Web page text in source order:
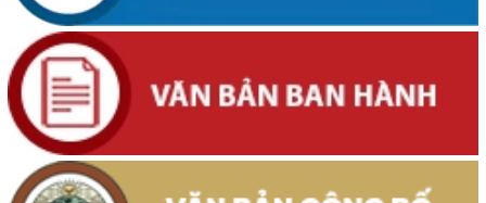
(30/07/2026, 00:00)
Thông báo về việc cấp Giấy chứng nhận xuất xứ hàng hoá (C/O) và
chấp thuận bằng văn bản cho thương nhân tự chứng nhận xuất xứ
hàng hoá xuất khẩu trên địa bàn tỉnh Đắk Lắk
(29/07/2026, 00:00)
Thông báo công khai về việc đo đạc, ký giáp ranh đối với thửa đất